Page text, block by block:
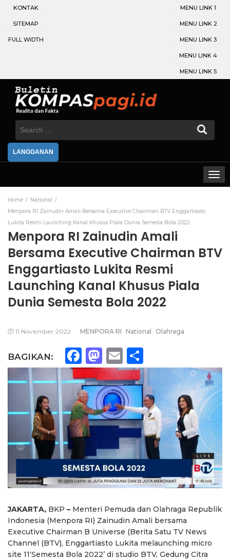
KONTAK
SITEMAP
FULL WIDTH
MENU LINK 1
MENU LINK 2
MENU LINK 3
MENU LINK 4
MENU LINK 5
Search
LANGGANAN
Home
National
Menpora RI Zainudin Amali Bersama Executive Chairman BTV Enggartiasto
Lukita Resmi Launching Kanal Khusus Piala Dunia Semesta Bola 2022
Menpora RI Zainudin Amali
Bersama Executive Chairman BTV
Enggartiasto Lukita Resmi
Launching Kanal Khusus Piala
Dunia Semesta Bola 2022
11 November 2022 MENPORA RI National Olahraga
BAGIKAN: Facebook
Mastodon
Email
JAKARTA, BKP – Menteri Pemuda dan Olahraga Republik
Indonesia (Menpora RI) Zainudin Amali bersama
Executive Chairman B Universe (Berita Satu TV News
Channel (BTV), Enggartiasto Lukita melaunching micro
site 11‘Semesta Bola 2022’ di studio BTV, Gedung Citra